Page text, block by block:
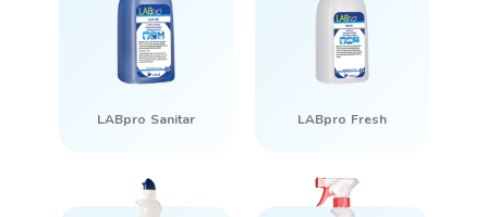
LABpro Sanitar LABpro Fresh